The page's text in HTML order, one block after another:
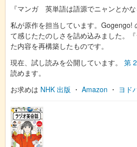
『マンガ 英単語は語源でニャンとかな
私が原作を担当しています。Gogengo!
て感じたたのしさを詰め込みました。
た内容を再構築したものです。
現在、試し読みを公開しています。 第
読めます。
お求めは NHK 出版 ・ Amazon ・ ヨド